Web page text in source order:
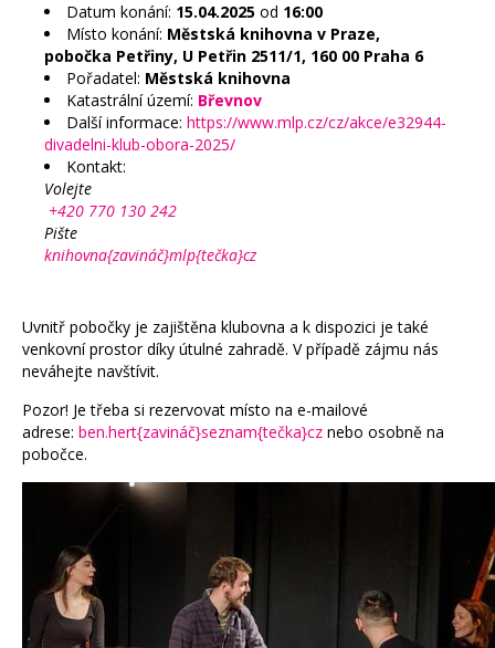
Datum konání: 15.04.2025 od 16:00
Místo konání: Městská knihovna v Praze,
pobočka Petřiny, U Petřin 2511/1, 160 00 Praha 6
Pořadatel: Městská knihovna
Katastrální území: Břevnov
Další informace: https://www.mlp.cz/cz/akce/e32944-
divadelni-klub-obora-2025/
Kontakt:
Volejte
+420 770 130 242
Pište
knihovna{zavináč}mlp{tečka}cz
Uvnitř pobočky je zajištěna klubovna a k dispozici je také
venkovní prostor díky útulné zahradě. V případě zájmu nás
neváhejte navštívit.
Pozor! Je třeba si rezervovat místo na e-mailové
adrese: ben.hert{zavináč}seznam{tečka}cz nebo osobně na
pobočce.